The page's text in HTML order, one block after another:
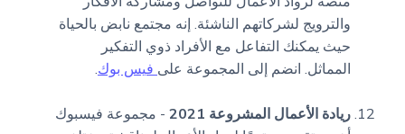
والترويج لشركاتهم الناشئة. إنه مجتمع نابض بالحياة
حيث يمكنك التفاعل مع الأفراد ذوي التفكير
المماثل. انضم إلى المجموعة على فيس بوك.
ريادة الأعمال المشروعة 2021
- مجموعة فيسبوك